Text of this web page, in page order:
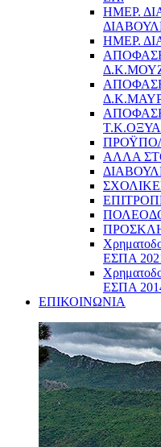
ΗΜΕΡ.
ΗΜΕΡ.
ΑΛΛΑ
ΕΣΠΑ
ΕΣΠΑ
ΕΠΙΚΟΙΝΩΝΙΑ